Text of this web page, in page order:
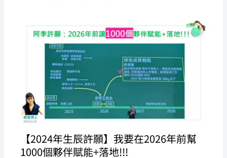
【2024年生辰許願】我要在2026年前幫
1000個夥伴賦能+落地!!!